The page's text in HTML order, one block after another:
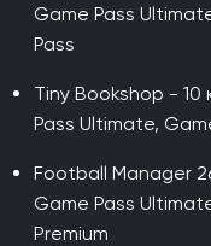
Game Pass
Pass
Tiny Bookshop - 10
Pass Ultimate,
Football Manager
Game Pass
Premium